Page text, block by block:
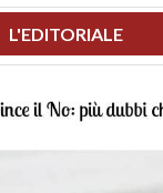
L'EDITORIALE